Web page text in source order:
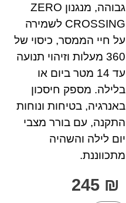
גבוהה, מנגנון ZERO
CROSSING לשמירה
על חיי הממסר, כיסוי של
360 מעלות וזיהוי תנועה
עד 14 מטר ביום או
בלילה. מספק חיסכון
באנרגיה, בטיחות ונוחות
התקנה, עם בורר מצבי
יום לילה והשהיה
מתכווננת.
245 ₪